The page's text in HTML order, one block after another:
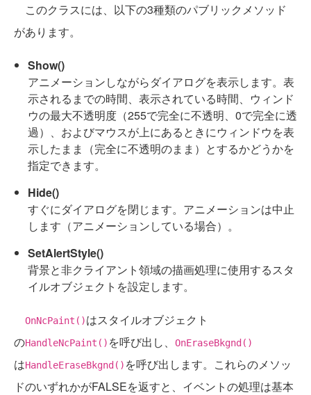
このクラスには、以下の3種類のパブリックメソッド
があります。
Show()
アニメーションしながらダイアログを表示します。表
示されるまでの時間、表示されている時間、ウィンド
ウの最大不透明度（255で完全に不透明、0で完全に透
過）、およびマウスが上にあるときにウィンドウを表
示したまま（完全に不透明のまま）とするかどうかを
指定できます。
Hide()
すぐにダイアログを閉じます。アニメーションは中止
します（アニメーションしている場合）。
SetAlertStyle()
背景と非クライアント領域の描画処理に使用するスタ
イルオブジェクトを設定します。
OnNcPaint()はスタイルオブジェクト
のHandleNcPaint() を呼び出し、 OnEraseBkgnd()
はHandleEraseBkgnd() を呼び出します。これらのメソッ
ドのいずれかがFALSEを返すと、イベントの処理は基本